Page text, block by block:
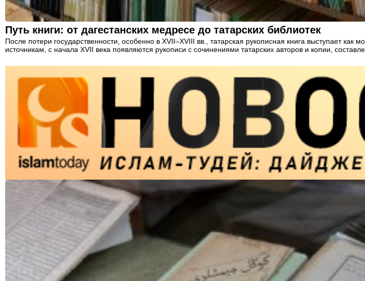
Путь книги: от дагестанских медресе до татарских библиотек
После потери государственности, особенно в XVII–XVIII вв., татарская рукописная книга выступает
источникам, с начала XVII века появляются рукописи с сочинениями татарских авторов и копии,